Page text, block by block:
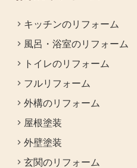
キッチンのリフォーム
風呂・浴室のリフォーム
トイレのリフォーム
フルリフォーム
外構のリフォーム
屋根塗装
外壁塗装
玄関のリフォーム